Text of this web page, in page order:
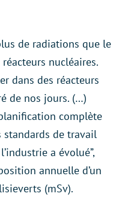
de radiations que le
nucléaires.
dans des réacteurs
de nos jours. (…)
complète
standards de travail
a évolué”,
annuelle d’un
(mSv).